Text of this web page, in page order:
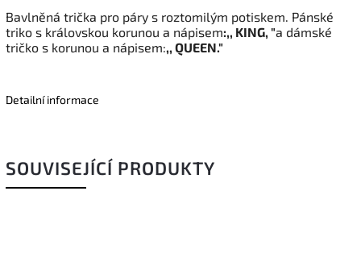
Bavlněná trička pro páry s roztomilým potiskem. Pánské
triko s královskou korunou a nápisem:,, KING, "a dámské
tričko s korunou a nápisem:,, QUEEN."
Detailní informace
SOUVISEJÍCÍ PRODUKTY